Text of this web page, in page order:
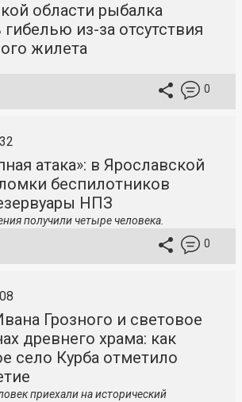
области рыбалка
гибелью из-за отсутствия
жилета
0
атака»: в Ярославской
беспилотников
НПЗ
получили четыре человека.
0
Грозного и световое
древнего храма: как
село Курба отметило
приехали на исторический